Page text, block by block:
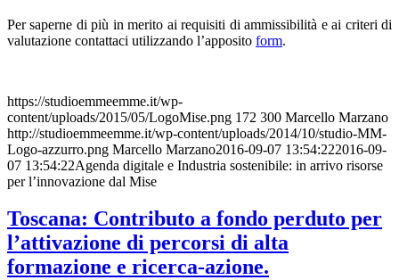
Per saperne di più in merito ai requisiti di ammissibilità e ai criteri di
valutazione contattaci utilizzando l’apposito form.
https://studioemmeemme.it/wp-
content/uploads/2015/05/LogoMise.png 172 300 Marcello Marzano
http://studioemmeemme.it/wp-content/uploads/2014/10/studio-MM-
Logo-azzurro.png Marcello Marzano2016-09-07 13:54:222016-09-
07 13:54:22Agenda digitale e Industria sostenibile: in arrivo risorse
per l’innovazione dal Mise
Toscana: Contributo a fondo perduto per
l’attivazione di percorsi di alta
formazione e ricerca-azione.